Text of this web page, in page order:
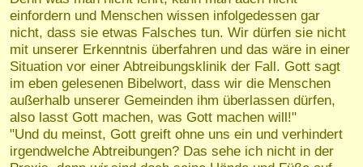
einfordern und Menschen wissen infolgedessen gar
nicht, dass sie etwas Falsches tun. Wir dürfen sie nicht
mit unserer Erkenntnis überfahren und das wäre in einer
Situation vor einer Abtreibungsklinik der Fall. Gott sagt
im eben gelesenen Bibelwort, dass wir die Menschen
außerhalb unserer Gemeinden ihm überlassen dürfen,
also lasst Gott machen, was Gott machen will!"
"Und du meinst, Gott greift ohne uns ein und verhindert
irgendwelche Abtreibungen? Das sehe ich nicht in der